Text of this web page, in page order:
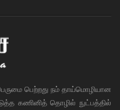
பெற்றது நம் தாய்மொழியான
கணினித் தொழில் நுட்பத்தில்